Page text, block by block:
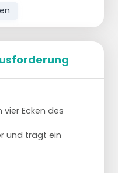
Ecken des
und trägt ein